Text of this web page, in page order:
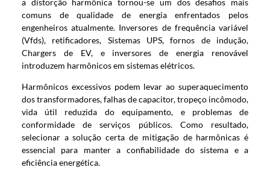
a distorção harmônica tornou-se um dos desafios mais
comuns de qualidade de energia enfrentados pelos
engenheiros atualmente. Inversores de frequência variável
(Vfds), retificadores, Sistemas UPS, fornos de indução,
Chargers de EV, e inversores de energia renovável
introduzem harmônicos em sistemas elétricos.
Harmônicos excessivos podem levar ao superaquecimento
dos transformadores, falhas de capacitor, tropeço incômodo,
vida útil reduzida do equipamento, e problemas de
conformidade de serviços públicos. Como resultado,
selecionar a solução certa de mitigação de harmônicas é
essencial para manter a confiabilidade do sistema e a
eficiência energética.